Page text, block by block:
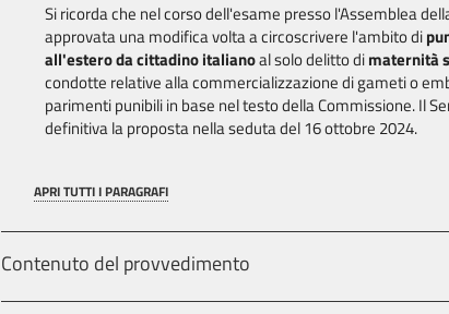
Si ricorda che nel corso dell'esame presso l'Assemblea
approvata una modifica volta a circoscrivere l'ambito di
all'estero da cittadino italianoal solo delitto dimaternità
condotte relative alla commercializzazione di gameti o
parimenti punibili in base nel testo della Commissione. Il
definitiva la proposta nella seduta del 16 ottobre 2024.
APRI TUTTI I PARAGRAFI
Contenuto del provvedimento